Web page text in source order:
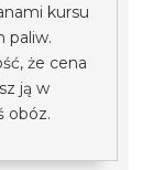
kursu
paliw.
że cena
ją w
obóz.